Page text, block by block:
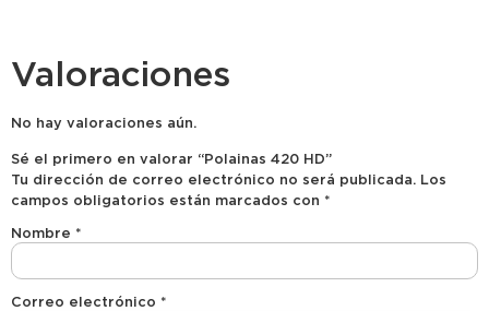
Valoraciones
No hay valoraciones aún.
Sé el primero en valorar “Polainas 420 HD”
Tu dirección de correo electrónico no será publicada. Los
campos obligatorios están marcados con *
Nombre *
Correo electrónico *